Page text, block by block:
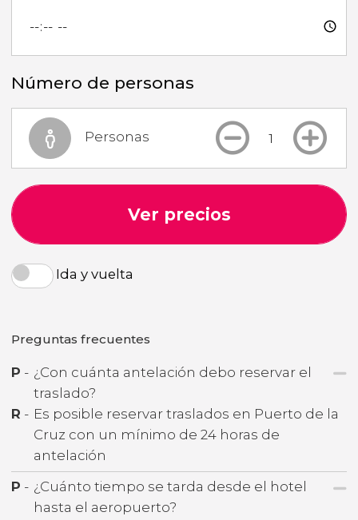
Número de personas
Personas
Ver precios
Ida y vuelta
Preguntas frecuentes
P - ¿Con cuánta antelación debo reservar el
traslado?
R - Es posible reservar traslados en Puerto de la
Cruz con un mínimo de 24 horas de
antelación
P - ¿Cuánto tiempo se tarda desde el hotel
hasta el aeropuerto?